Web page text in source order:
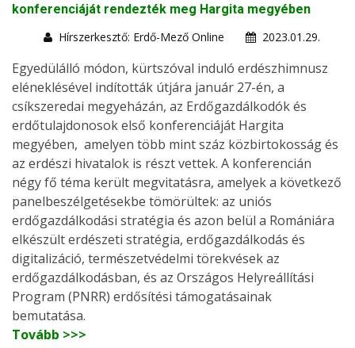
konferenciáját rendezték meg Hargita megyében
Hírszerkesztő: Erdő-Mező Online
2023.01.29.
Egyedülálló módon, kürtszóval induló erdészhimnusz
eléneklésével indították útjára január 27-én, a
csíkszeredai megyeházán, az Erdőgazdálkodók és
erdőtulajdonosok első konferenciáját Hargita
megyében, amelyen több mint száz közbirtokosság és
az erdészi hivatalok is részt vettek. A konferencián
négy fő téma került megvitatásra, amelyek a következő
panelbeszélgetésekbe tömörültek: az uniós
erdőgazdálkodási stratégia és azon belül a Romániára
elkészült erdészeti stratégia, erdőgazdálkodás és
digitalizáció, természetvédelmi törekvések az
erdőgazdálkodásban, és az Országos Helyreállítási
Program (PNRR) erdősítési támogatásainak
bemutatása.
Tovább >>>